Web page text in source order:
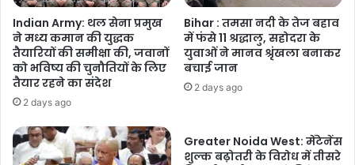
Indian Army: थल सेना प्रमुख
ने मध्य कमान की युद्धक
तैयारियों की समीक्षा की, जवानों
को भविष्य की चुनौतियों के लिए
तैयार रहने का संदेश
2 days ago
Bihar : तमसा नदी के तेज बहाव
में फंसे 11 श्रद्धालु, सहोदरा के
युवाओं ने मानव श्रृंखला बनाकर
बचाई जान
2 days ago
Greater Noida West: मेंटेनेंस
शुल्क बढ़ोतरी के विरोध में तीसरे